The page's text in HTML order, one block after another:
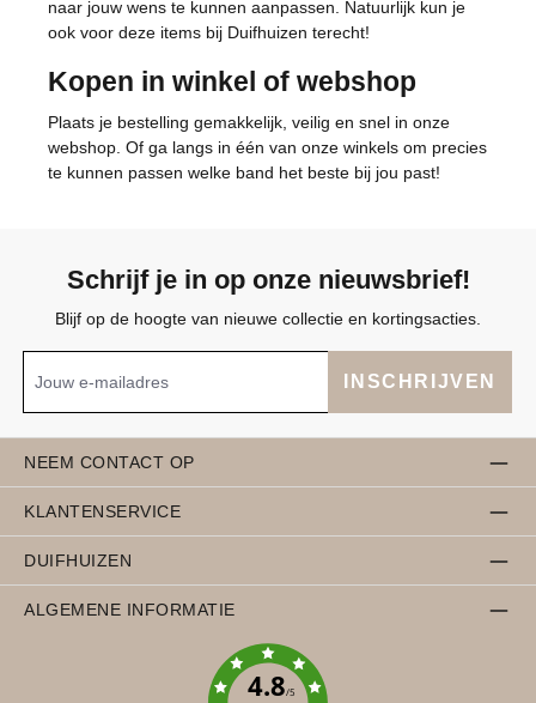
naar jouw wens te kunnen aanpassen. Natuurlijk kun je
ook voor deze items bij Duifhuizen terecht!
Kopen in winkel of webshop
Plaats je bestelling gemakkelijk, veilig en snel in onze
webshop. Of ga langs in één van onze winkels om precies
te kunnen passen welke band het beste bij jou past!
Schrijf je in op onze nieuwsbrief!
Blijf op de hoogte van nieuwe collectie en kortingsacties.
INSCHRIJVEN
NEEM CONTACT OP
KLANTENSERVICE
DUIFHUIZEN
ALGEMENE INFORMATIE
4.8/5